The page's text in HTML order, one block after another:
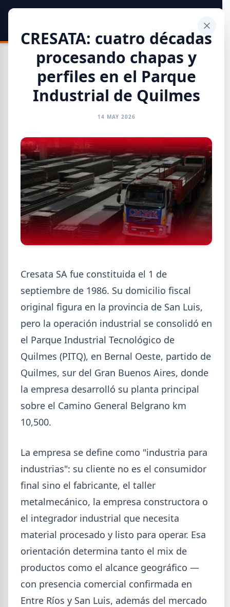
GENERAL 2026-08-07
Cheques rechazados en alza: la
cadena de pagos metalúrgica
muestra signos de estrés
Junio fue el tercer peor mes en cheques rechazados
en casi seis años. El caso Metalfor expone la tensión
que crece en la cadena de pagos metalúrgica.
UOM 2026-08-04
Paritaria UOM agosto 2026: sin
acuerdo, siguen vigentes los
valores de abril
CRESATA: cuatro décadas
procesando chapas y
perfiles en el Parque
Industrial de Quilmes
14 MAY 2026
Cresata SA fue constituida el 1 de
septiembre de 1986. Su domicilio fiscal
original figura en la provincia de San Luis,
pero la operación industrial se consolidó en
el Parque Industrial Tecnológico de
Quilmes (PITQ), en Bernal Oeste, partido de
Quilmes, sur del Gran Buenos Aires, donde
la empresa desarrolló su planta principal
sobre el Camino General Belgrano km
10,500.
La empresa se define como "industria para
industrias": su cliente no es el consumidor
final sino el fabricante, el taller
metalmecánico, la empresa constructora o
el integrador industrial que necesita
material procesado y listo para operar. Esa
orientación determina tanto el mix de
productos como el alcance geográfico —
con presencia comercial confirmada en
Entre Ríos y San Luis, además del mercado